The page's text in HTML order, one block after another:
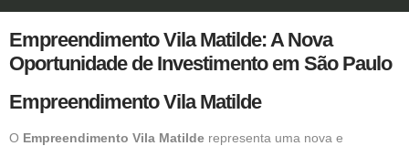
Empreendimento Vila Matilde: A Nova
Oportunidade de Investimento em São Paulo
Empreendimento Vila Matilde
O Empreendimento Vila Matilde representa uma nova e